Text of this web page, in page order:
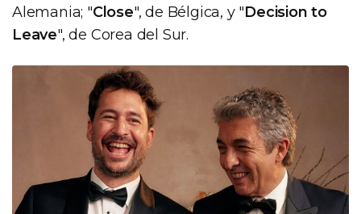
Alemania; "Close", de Bélgica, y "Decision to
Leave", de Corea del Sur.